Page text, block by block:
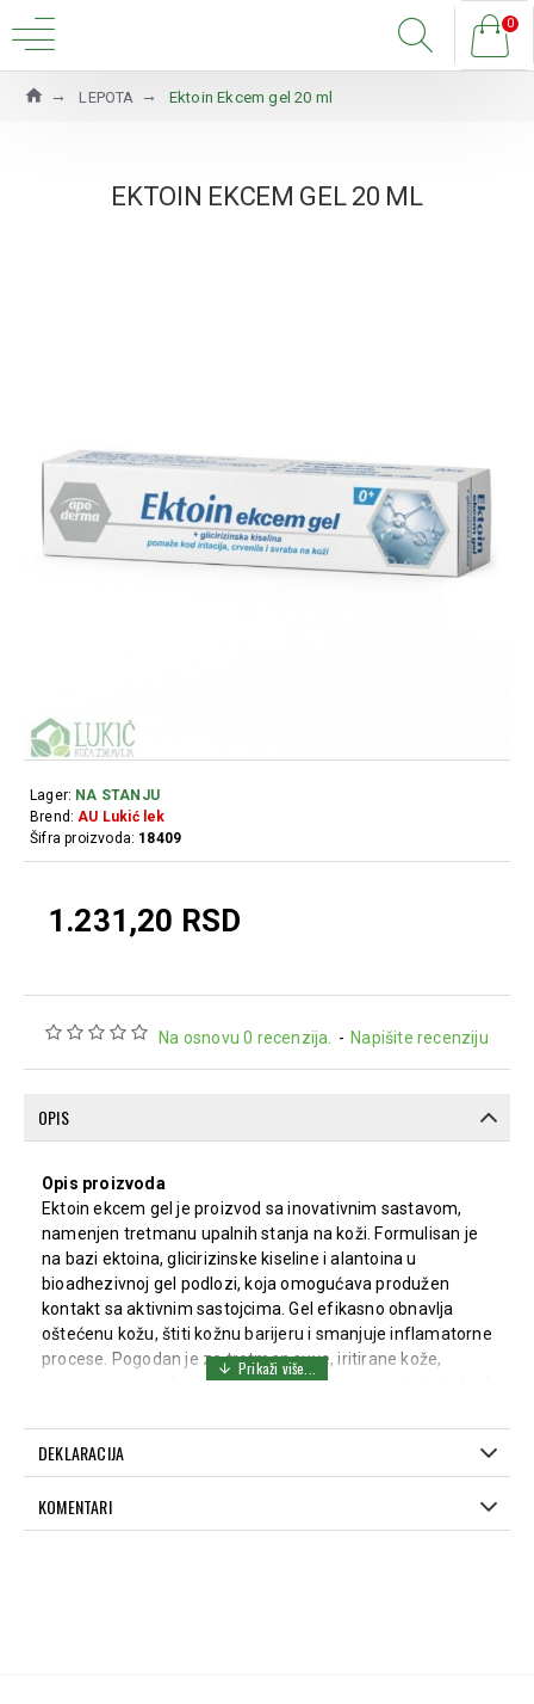
0
LEPOTA Ektoin Ekcem gel 20 ml
EKTOIN EKCEM GEL 20 ML
Na osnovu 0 recenzija. - Napišite recenziju
1.231,20 RSD
Lager: NA STANJU
Brend: AU Lukić lek
Šifra proizvoda: 18409
OPIS
Opis proizvoda
Ektoin ekcem gel je proizvod sa inovativnim sastavom,
namenjen tretmanu upalnih stanja na koži. Formulisan je
na bazi ektoina, glicirizinske kiseline i alantoina u
bioadhezivnoj gel podlozi, koja omogućava produžen
kontakt sa aktivnim sastojcima. Gel efikasno obnavlja
oštećenu kožu, štiti kožnu barijeru i smanjuje inflamatorne
procese. Pogodan je za tretman suve, iritirane kože,
smirivanje crvenila i svraba, kao i za regeneraciju kože kod
Preporučuje se kod:
Atopijskog dermatitisa
Kontaktnog dermatitisa
Psorijaze
DEKLARACIJA
KOMENTARI